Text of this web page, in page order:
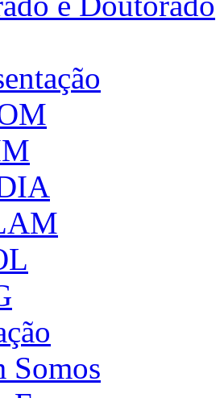
Somos